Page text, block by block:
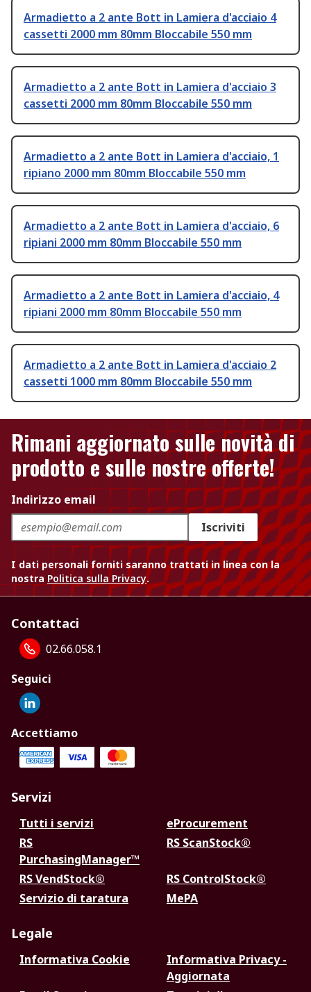
Armadietto a 2 ante Bott in Lamiera d'acciaio 4
cassetti 2000 mm 80mm Bloccabile 550 mm
Armadietto a 2 ante Bott in Lamiera d'acciaio 3
cassetti 2000 mm 80mm Bloccabile 550 mm
Armadietto a 2 ante Bott in Lamiera d'acciaio, 1
ripiano 2000 mm 80mm Bloccabile 550 mm
Armadietto a 2 ante Bott in Lamiera d'acciaio, 6
ripiani 2000 mm 80mm Bloccabile 550 mm
Armadietto a 2 ante Bott in Lamiera d'acciaio, 4
ripiani 2000 mm 80mm Bloccabile 550 mm
Armadietto a 2 ante Bott in Lamiera d'acciaio 2
cassetti 1000 mm 80mm Bloccabile 550 mm
Rimani aggiornato sulle novità di
prodotto e sulle nostre offerte!
Indirizzo email
Iscriviti
I dati personali forniti saranno trattati in linea con la
nostra Politica sulla Privacy.
Contattaci
02.66.058.1
Seguici
Accettiamo
Servizi
Tutti i servizi
eProcurement
RS
PurchasingManager™
RS ScanStock®
RS VendStock®
RS ControlStock®
Servizio di taratura
MePA
Legale
Informativa Cookie
Informativa Privacy -
Aggiornata